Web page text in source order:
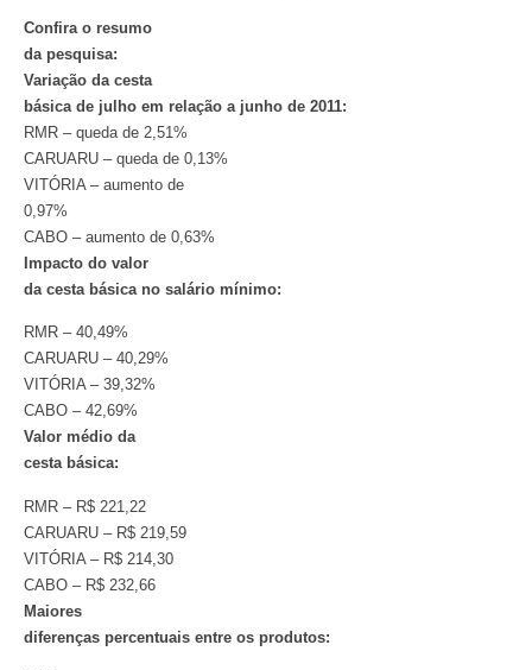
Confira o resumo
da pesquisa:
Variação da cesta
básica de julho em relação a junho de 2011:
RMR – queda de 2,51%
CARUARU – queda de 0,13%
VITÓRIA – aumento de
0,97%
CABO – aumento de 0,63%
Impacto do valor
da cesta básica no salário mínimo:
RMR – 40,49%
CARUARU – 40,29%
VITÓRIA – 39,32%
CABO – 42,69%
Valor médio da
cesta básica:
RMR – R$ 221,22
CARUARU – R$ 219,59
VITÓRIA – R$ 214,30
CABO – R$ 232,66
Maiores
diferenças percentuais entre os produtos: